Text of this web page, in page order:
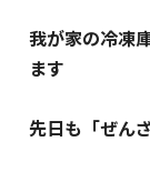
我が家の冷凍
ます
先日も「ぜん